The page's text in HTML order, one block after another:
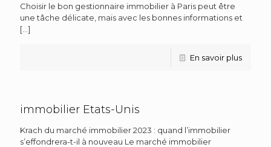
Choisir le bon gestionnaire immobilier à Paris peut être
une tâche délicate, mais avec les bonnes informations et
[…]
En savoir plus
immobilier Etats-Unis
Krach du marché immobilier 2023 : quand l’immobilier
s’effondrera-t-il à nouveau Le marché immobilier